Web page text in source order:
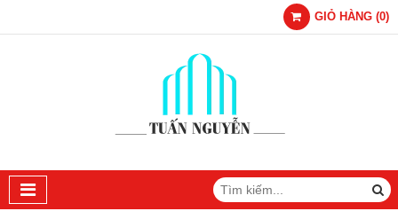
GIỎ HÀNG (0)